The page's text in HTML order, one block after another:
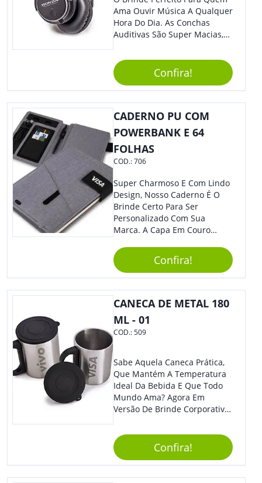
Ama Ouvir Música A Qualquer
Hora Do Dia. As Conchas
Auditivas São Super Macias,
Conforto Ao Utilizá-Lo. Com
Entrada Para Mini Sd Cartão
De Memória, Bateria Interna
Recarregável E Botões De
Volume, Avanço, Retrocesso E
Para Atender Ligações, O
Brinde Ainda É Compatível
Com Diversos Aparelhos.
Demais, Não É?! O Design
Moderno Acrescenta Ainda
Certamente Agregará Grande
Destaque À Sua Marca.
Confira!
CADERNO PU COM
POWERBANK E 64
FOLHAS
COD.:706
Super Charmoso E Com Lindo
Design, Nosso Caderno É O
Brinde Certo Para Ser
Personalizado Com Sua
Marca. A Capa Em Couro
Elástico Permite Maior
Segurança Ao Carregá-Lo.
Ofereça A Seus Clientes E
Colaboradores, Sem Dúvidas
Eles Irão Adorar.
Confira!
CANECA DE METAL 180
ML - 01
COD.:509
Sabe Aquela Caneca Prática,
Que Mantém A Temperatura
Ideal Da Bebida E Que Todo
Mundo Ama? Agora Em
Versão De Brinde Corporativo
Sua Marca Com Muito Estilo E
Acrescentar Ainda Mais
Praticidade À Eventos E Feiras
De Exposição.
Confira!